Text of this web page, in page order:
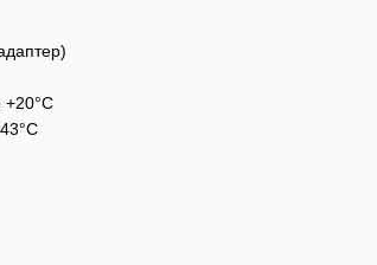
+20°C